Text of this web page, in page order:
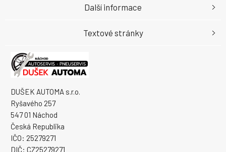
DUŠEK AUTOMA s.r.o.
Ryšavého 257
547 01 Náchod
Česká Republika
IČO: 25279271
DIČ: CZ25279271
Další informace
Textové stránky